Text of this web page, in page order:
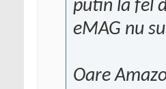
putin la fel
eMAG nu
Oare